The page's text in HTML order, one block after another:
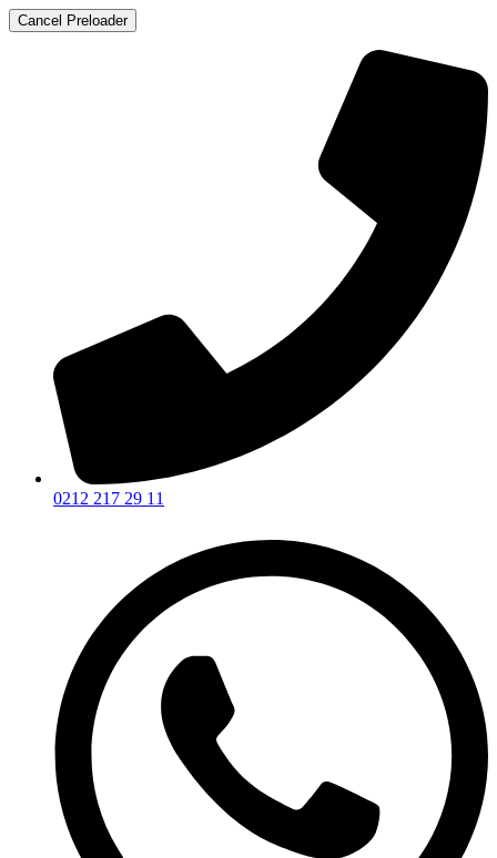
Cancel Preloader
0212 217 29 11